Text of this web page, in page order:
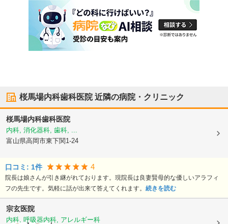
桜馬場内科歯科医院近隣の病院・クリニック
桜馬場内科歯科医院
内科, 消化器科, 歯科, ...
富山県高岡市東下関1-24
口コミ: 1件 4
院長は娘さんが引き継がれております。現院長は良妻賢母的な優しいアラフィ
フの先生です。気軽に話が出来て答えてくれます。 続きを読む
宗玄医院
内科, 呼吸器内科, アレルギー科